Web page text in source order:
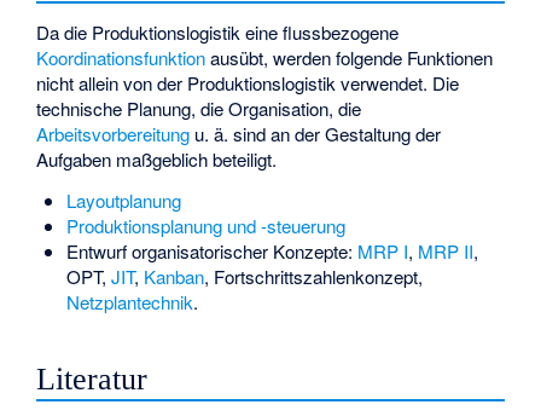
Da die Produktionslogistik eine flussbezogene
Koordinationsfunktionausübt, werden folgende Funktionen
nicht allein von der Produktionslogistik verwendet. Die
technische Planung, die Organisation, die
Arbeitsvorbereitung u. ä. sind an der Gestaltung der
Aufgaben maßgeblich beteiligt.
Layoutplanung
Produktionsplanung und -steuerung
Entwurf organisatorischer Konzepte: MRP I, MRP II,
OPT, JIT, Kanban, Fortschrittszahlenkonzept,
Netzplantechnik.
Literatur